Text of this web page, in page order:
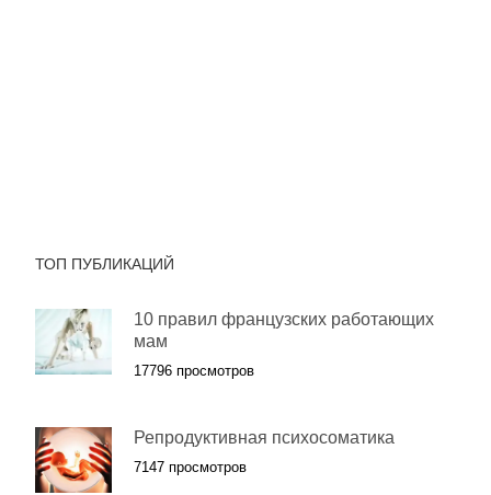
ТОП ПУБЛИКАЦИЙ
10 правил французских работающих
мам
17796 просмотров
Репродуктивная психосоматика
7147 просмотров